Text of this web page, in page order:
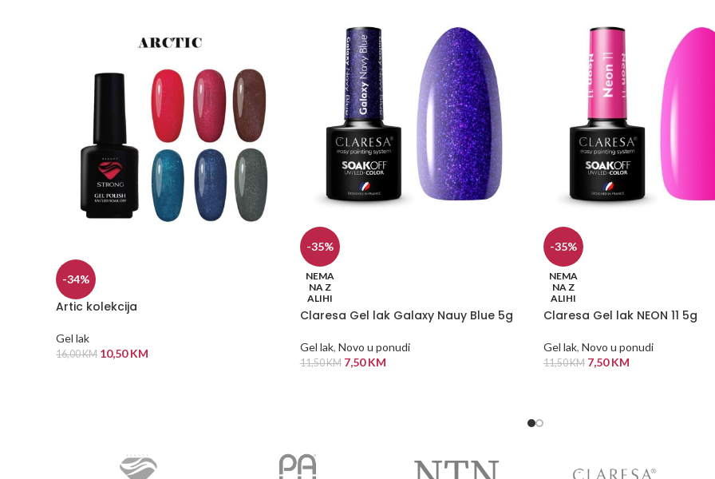
-34%
Artic kolekcija
Gel lak
16,00KM 10,50KM
-35%
NEMA
NA Z
ALIHI
Claresa Gel lak Galaxy Nauy Blue 5g
Gel lak, Novo u ponudi
11,50KM 7,50KM
-35%
NEMA
NA Z
ALIHI
Claresa Gel lak NEON 11 5g
Gel lak, Novo u ponudi
11,50KM 7,50KM